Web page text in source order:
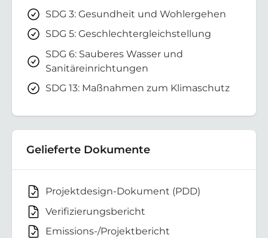
SDG 3: Gesundheit und Wohlergehen
SDG 5: Geschlechtergleichstellung
SDG 6: Sauberes Wasser und
Sanitäreinrichtungen
SDG 13: Maßnahmen zum Klimaschutz
Gelieferte Dokumente
Projektdesign-Dokument (PDD)
Verifizierungsbericht
Emissions-/Projektbericht